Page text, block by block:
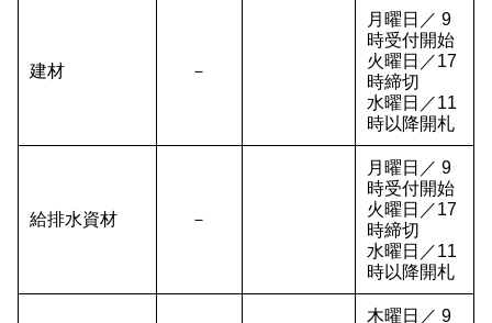
建材 －
月曜日／ 9
時受付開始
火曜日／17
時締切
水曜日／11
時以降開札
給排水資材 －
月曜日／ 9
時受付開始
火曜日／17
時締切
水曜日／11
時以降開札
木曜日／ 9